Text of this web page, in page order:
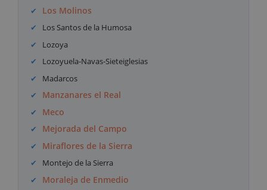
Los Molinos
Los Santos de la Humosa
Lozoya
Lozoyuela-Navas-Sieteiglesias
Madarcos
Manzanares el Real
Meco
Mejorada del Campo
Miraflores de la Sierra
Montejo de la Sierra
Moraleja de Enmedio